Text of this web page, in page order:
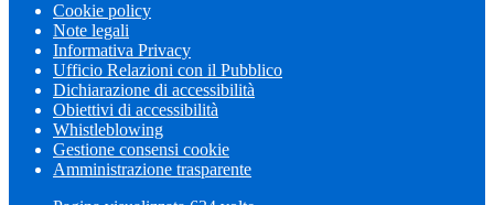
Cookie policy
Note legali
Informativa Privacy
Ufficio Relazioni con il Pubblico
Dichiarazione di accessibilità
Obiettivi di accessibilità
Whistleblowing
Gestione consensi cookie
Amministrazione trasparente